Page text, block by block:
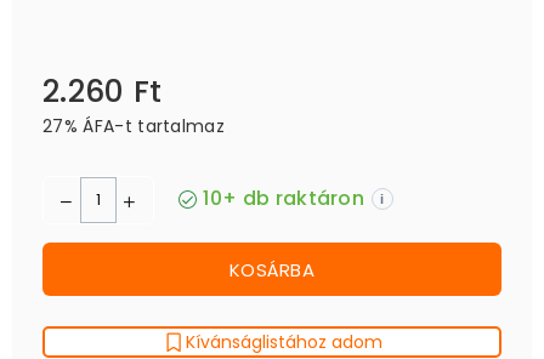
Ár
2.260 Ft
27% ÁFA-t tartalmaz
10+ db raktáron i
KOSÁRBA
Kívánságlistához adom